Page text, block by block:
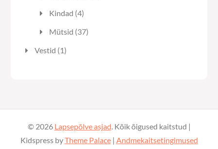
Kindad 44
Mütsid 3737
Vestid 11
© 2026 Lapsepõlve asjad. Kõik õigused kaitstud |
Kidspress byTheme Palace| Andmekaitsetingimused